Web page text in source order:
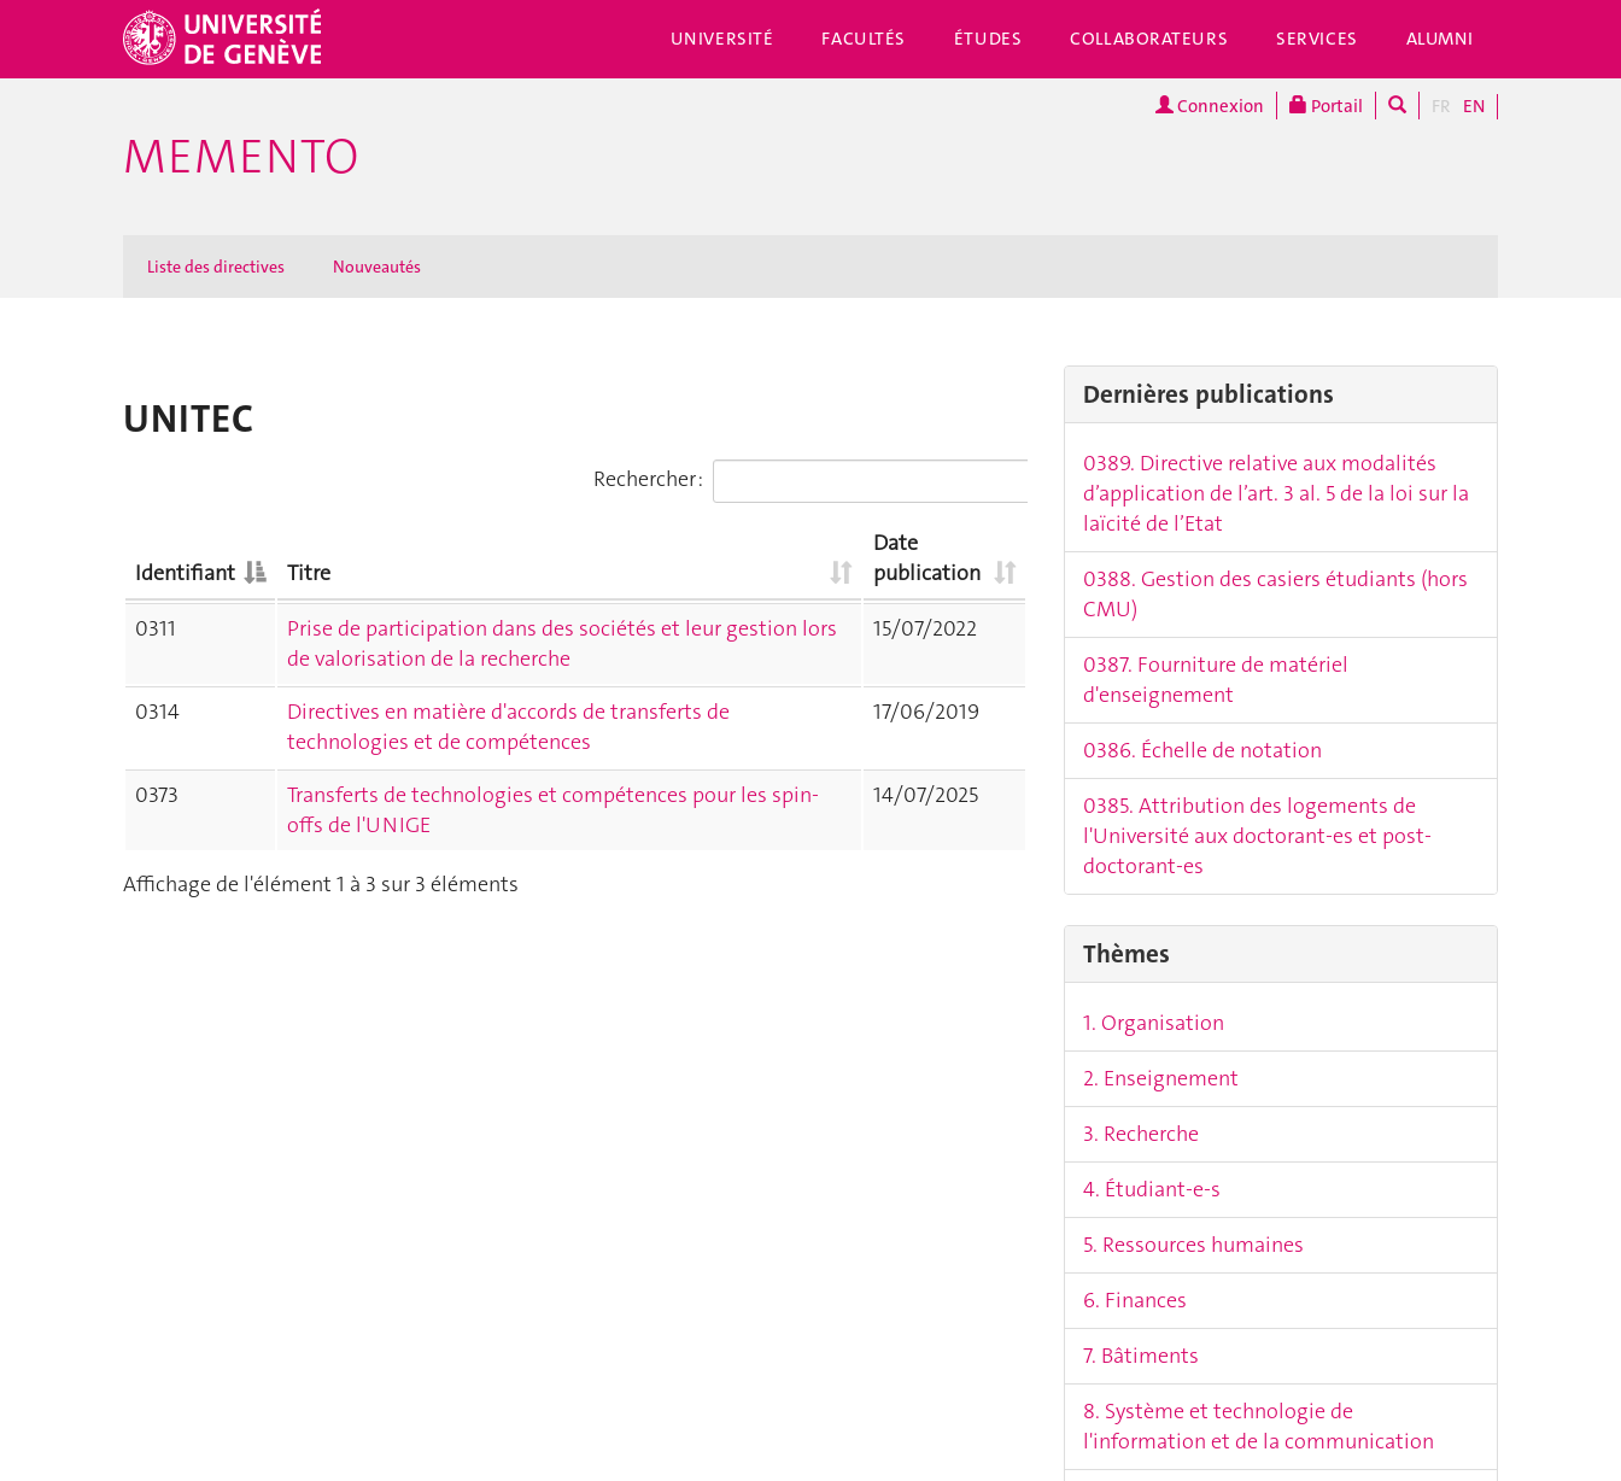
UNIVERSITÉ FACULTÉS ÉTUDES COLLABORATEURS SERVICES ALUMNI
Connexion Portail FR EN
MEMENTO
Liste des directives Nouveautés
UNITEC
Rechercher :
Identifiant Titre
Date
publication
0311
Prise de participation dans des sociétés et leur gestion lors
de valorisation de la recherche
15/07/2022
0314
Directives en matière d'accords de transferts de
technologies et de compétences
17/06/2019
0373
Transferts de technologies et compétences pour les spin-
offs de l'UNIGE
14/07/2025
Affichage de l'élément 1 à 3 sur 3 éléments
Dernières publications
0389. Directive relative aux modalités
d’application de l’art. 3 al. 5 de la loi sur la
laïcité de l’Etat
0388. Gestion des casiers étudiants (hors
CMU)
0387. Fourniture de matériel
d'enseignement
0386. Échelle de notation
0385. Attribution des logements de
l'Université aux doctorant-es et post-
doctorant-es
Thèmes
1. Organisation
2. Enseignement
3. Recherche
4. Étudiant-e-s
5. Ressources humaines
6. Finances
7. Bâtiments
8. Système et technologie de
l'information et de la communication